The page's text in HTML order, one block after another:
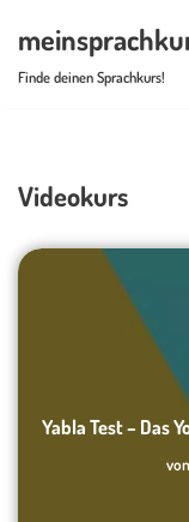
Finde deinen Sprachkurs!
Videokurs
Yabla Test – Das
von